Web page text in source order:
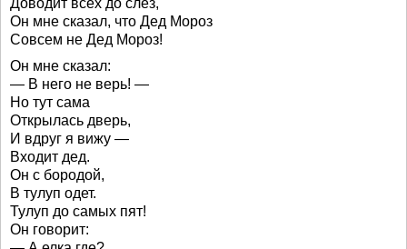
Доводит всех до слез,
Он мне сказал, что Дед Мороз
Совсем не Дед Мороз!
Он мне сказал:
— В него не верь! —
Но тут сама
Открылась дверь,
И вдруг я вижу —
Входит дед.
Он с бородой,
В тулуп одет.
Тулуп до самых пят!
Он говорит: